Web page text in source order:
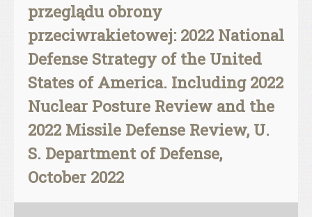
przeglądu obrony
przeciwrakietowej: 2022 National
Defense Strategy of the United
States of America. Including 2022
Nuclear Posture Review and the
2022 Missile Defense Review, U.
S. Department of Defense,
October 2022